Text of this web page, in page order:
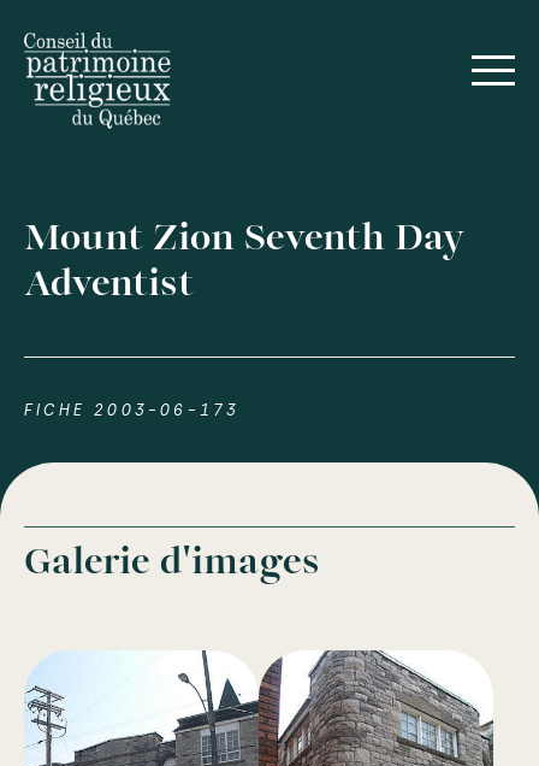
Mount Zion Seventh Day
Adventist
FICHE 2003-06-173
Galerie d'images